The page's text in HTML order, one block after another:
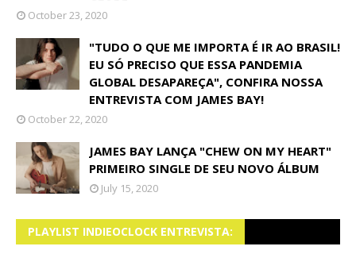
October 23, 2020
"TUDO O QUE ME IMPORTA É IR AO BRASIL!
EU SÓ PRECISO QUE ESSA PANDEMIA
GLOBAL DESAPAREÇA", CONFIRA NOSSA
ENTREVISTA COM JAMES BAY!
October 22, 2020
JAMES BAY LANÇA "CHEW ON MY HEART"
PRIMEIRO SINGLE DE SEU NOVO ÁLBUM
July 15, 2020
PLAYLIST INDIEOCLOCK ENTREVISTA: